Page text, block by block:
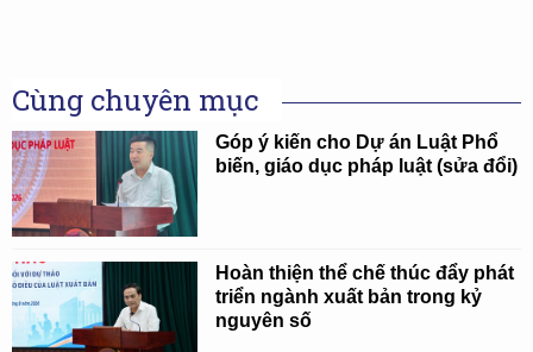
Cùng chuyên mục
Góp ý kiến cho Dự án Luật Phổ
biến, giáo dục pháp luật (sửa đổi)
Hoàn thiện thể chế thúc đẩy phát
triển ngành xuất bản trong kỷ
nguyên số